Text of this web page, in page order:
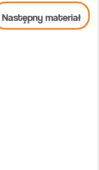
Następny materiał